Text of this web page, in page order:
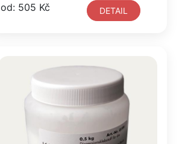
od: 505 Kč DETAIL